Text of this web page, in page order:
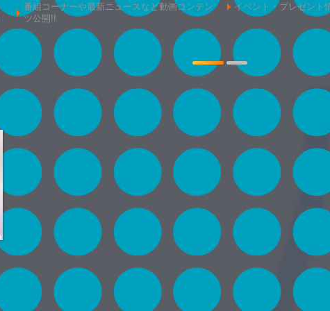
番組コーナーや最新ニュースなど動画コンテン
ツ公開!!
イベント・プレゼント